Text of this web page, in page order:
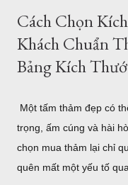
Cách Chọn
Khách Chuẩn
Bảng Kích
Một tấm thảm đẹp có
trọng, ấm cúng và hài
chọn mua thảm lại chỉ
quên mất một yếu tố